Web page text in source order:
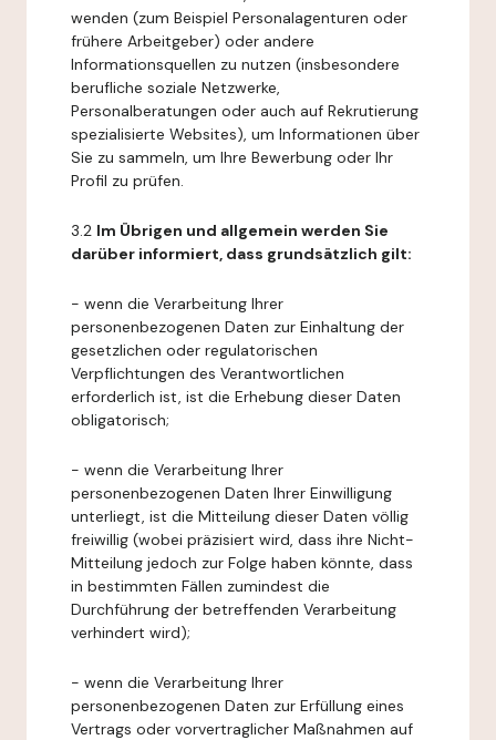
wenden (zum Beispiel Personalagenturen oder
frühere Arbeitgeber) oder andere
Informationsquellen zu nutzen (insbesondere
berufliche soziale Netzwerke,
Personalberatungen oder auch auf Rekrutierung
spezialisierte Websites), um Informationen über
Sie zu sammeln, um Ihre Bewerbung oder Ihr
Profil zu prüfen.
3.2 Im Übrigen und allgemein werden Sie
darüber informiert, dass grundsätzlich gilt:
- wenn die Verarbeitung Ihrer
personenbezogenen Daten zur Einhaltung der
gesetzlichen oder regulatorischen
Verpflichtungen des Verantwortlichen
erforderlich ist, ist die Erhebung dieser Daten
obligatorisch;
- wenn die Verarbeitung Ihrer
personenbezogenen Daten Ihrer Einwilligung
unterliegt, ist die Mitteilung dieser Daten völlig
freiwillig (wobei präzisiert wird, dass ihre Nicht-
Mitteilung jedoch zur Folge haben könnte, dass
in bestimmten Fällen zumindest die
Durchführung der betreffenden Verarbeitung
verhindert wird);
- wenn die Verarbeitung Ihrer
personenbezogenen Daten zur Erfüllung eines
Vertrags oder vorvertraglicher Maßnahmen auf